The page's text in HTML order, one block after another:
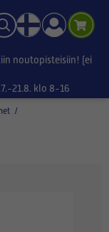
noutopisteisiin! (ei
21.8. klo 8-16
/